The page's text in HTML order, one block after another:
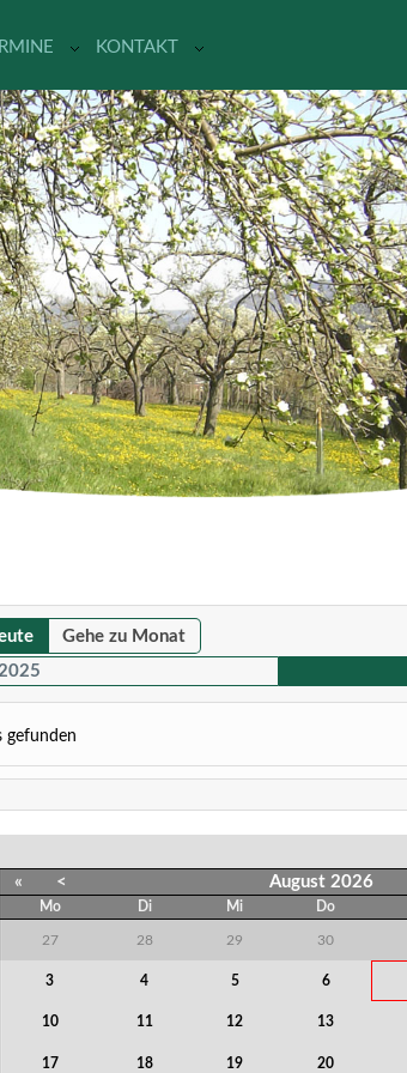
KONTAKT
Gehe zu Monat
gefunden
« < August 2026
Mo Di Mi Do
27 28 29 30
3 4 5 6
10 11 12 13
17 18 19 20